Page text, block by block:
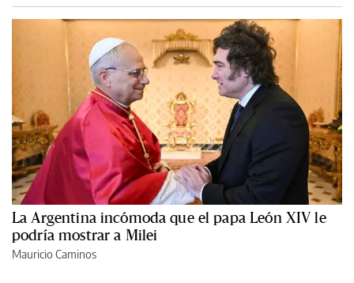
La Argentina incómoda que el papa León XIV le
podría mostrar a Milei
Mauricio Caminos